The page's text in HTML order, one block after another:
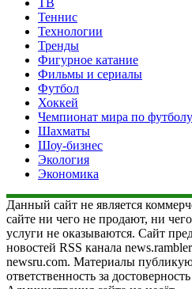
Теннис
Технологии
Тренды
Фигурное катание
Фильмы и сериалы
Футбол
Хоккей
Чемпионат мира по
Шахматы
Шоу-бизнес
Экология
Экономика
Данный сайт не является
сайте ни чего не продают, ни
услуги не оказываются. Сайт
новостей RSS канала
newsru.com. Материалы
ответственность за